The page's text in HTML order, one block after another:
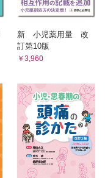
新 小児薬用量 改
訂第10版
￥3,960